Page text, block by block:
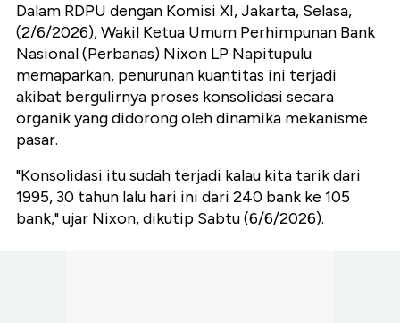
Dalam RDPU dengan Komisi XI, Jakarta, Selasa,
(2/6/2026), Wakil Ketua Umum Perhimpunan Bank
Nasional (Perbanas) Nixon LP Napitupulu
memaparkan, penurunan kuantitas ini terjadi
akibat bergulirnya proses konsolidasi secara
organik yang didorong oleh dinamika mekanisme
pasar.
"Konsolidasi itu sudah terjadi kalau kita tarik dari
1995, 30 tahun lalu hari ini dari 240 bank ke 105
bank," ujar Nixon, dikutip Sabtu (6/6/2026).